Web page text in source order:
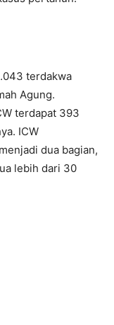
terdakwa
Agung.
terdapat 393
ICW
dua bagian,
lebih dari 30